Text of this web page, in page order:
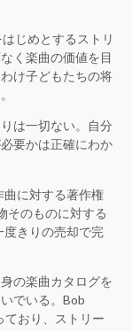
じめとするストリ
く楽曲の価値を目
け子どもたちの将
は一切ない。自分
要かは正確にわか
に対する著作権
そのものに対する
きりの売却で完
の楽曲カタログを
でいる。Bob
ており、ストリー